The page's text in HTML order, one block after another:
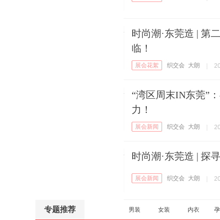
时尚潮·东莞造 | 第
临！
展会花絮 织交会 大朗
“湾区周末IN东莞”
力！
展会新闻 织交会 大朗
时尚潮·东莞造 | 探
展会新闻 织交会 大朗
专题推荐 男装 女装 内衣